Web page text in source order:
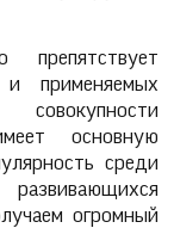
препятствует
применяемых
основную
среди
огромный